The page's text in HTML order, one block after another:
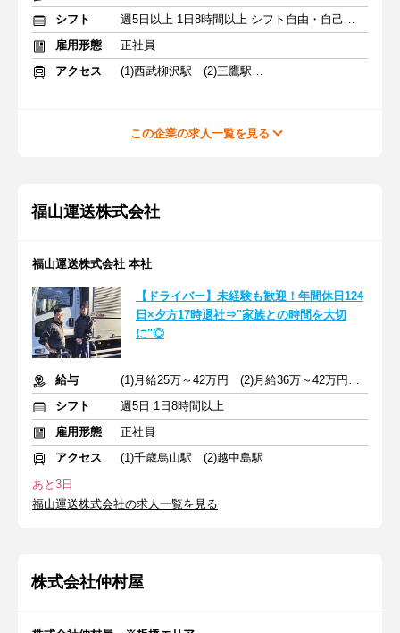
シフト
週5日以上 1日8時間以上 シフト自由・自己申告
雇用形態
正社員
アクセス
(1)西武柳沢駅 (2)三鷹駅 (3)田無駅
この企業の求人一覧を見る
福山運送株式会社
福山運送株式会社 本社
【ドライバー】未経験も歓迎！年間休日124
日×夕方17時退社⇒"家族との時間を大切
に"◎
給与
(1)月給25万～42万円 (2)月給36万～42万円 ※別途交通費支給
シフト
週5日 1日8時間以上
雇用形態
正社員
アクセス
(1)千歳烏山駅 (2)越中島駅
あと3日
福山運送株式会社の求人一覧を見る
株式会社仲村屋